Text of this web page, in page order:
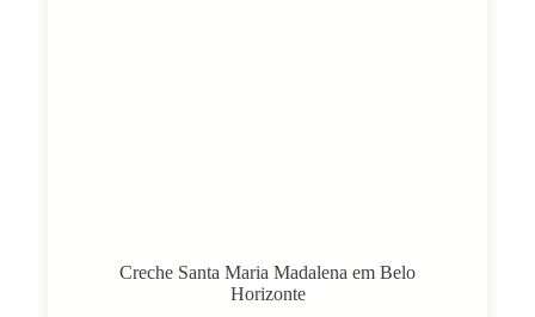
Creche Santa Maria Madalena em Belo
Horizonte